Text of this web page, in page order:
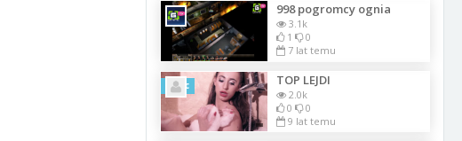
998 pogromcy ognia
3.1k
1
0
7 lat temu
Szkic TOP LEJDI
2.0k
0
0
9 lat temu